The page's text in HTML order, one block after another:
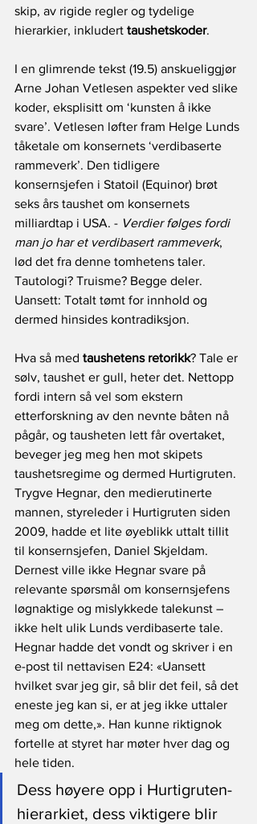
skip, av rigide regler og tydelige
hierarkier, inkludert taushetskoder.
I en glimrende tekst (19.5) anskueliggjør
Arne Johan Vetlesen aspekter ved slike
koder, eksplisitt om ‘kunsten å ikke
svare’. Vetlesen løfter fram Helge Lunds
tåketale om konsernets ‘verdibaserte
rammeverk’. Den tidligere
konsernsjefen i Statoil (Equinor) brøt
seks års taushet om konsernets
milliardtap i USA. - Verdier følges fordi
man jo har et verdibasert rammeverk,
lød det fra denne tomhetens taler.
Tautologi? Truisme? Begge deler.
Uansett: Totalt tømt for innhold og
dermed hinsides kontradiksjon.
Hva så med taushetens retorikk? Tale er
sølv, taushet er gull, heter det. Nettopp
fordi intern så vel som ekstern
etterforskning av den nevnte båten nå
pågår, og tausheten lett får overtaket,
beveger jeg meg hen mot skipets
taushetsregime og dermed Hurtigruten.
Trygve Hegnar, den medierutinerte
mannen, styreleder i Hurtigruten siden
2009, hadde et lite øyeblikk uttalt tillit
til konsernsjefen, Daniel Skjeldam.
Dernest ville ikke Hegnar svare på
relevante spørsmål om konsernsjefens
løgnaktige og mislykkede talekunst –
ikke helt ulik Lunds verdibaserte tale.
Hegnar hadde det vondt og skriver i en
e-post til nettavisen E24: «Uansett
hvilket svar jeg gir, så blir det feil, så det
eneste jeg kan si, er at jeg ikke uttaler
meg om dette,». Han kunne riktignok
fortelle at styret har møter hver dag og
hele tiden.
Dess høyere opp i Hurtigruten-
hierarkiet, dess viktigere blir